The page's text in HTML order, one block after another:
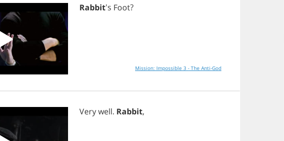
Rabbit's Foot?
Mission: Impossible 3 - The Anti-God
Verywell. Rabbit,